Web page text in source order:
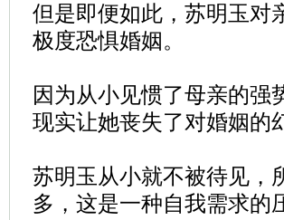
但是即便如此，苏明玉对
极度恐惧婚姻。
因为从小见惯了母亲的强
现实让她丧失了对婚姻的
苏明玉从小就不被待见，
多，这是一种自我需求的